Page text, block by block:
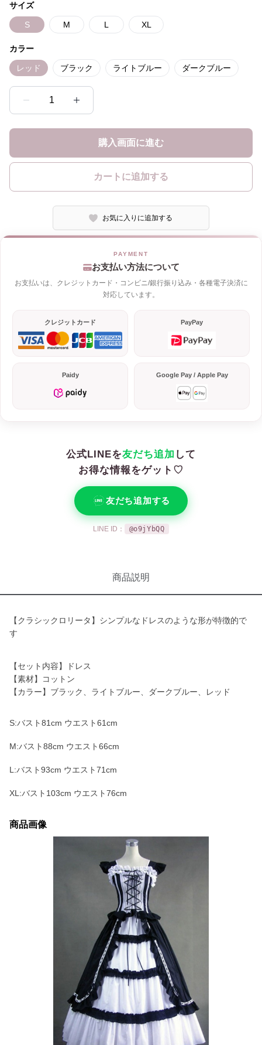
サイズ
S M L XL
カラー
レッド ブラック ライトブルー ダークブルー
1
購入画面に進む
カートに追加する
お気に入りに追加する
お支払い方法について
お支払いは、クレジットカード・コンビニ/銀行振り込み・各種電子決済に
対応しています。
クレジットカード PayPay
Paidy Google Pay / Apple Pay
公式LINEを友だち追加 して
お得な情報をゲット♡
友だち追加する
LINE ID： @o9jYbQQ
商品説明
【クラシックロリータ】シンプルなドレスのような形が特徴的で
す
【セット内容】ドレス
【素材】コットン
【カラー】ブラック、ライトブルー、ダークブルー、レッド
S:バスト81cm ウエスト61cm
M:バスト88cm ウエスト66cm
L:バスト93cm ウエスト71cm
XL:バスト103cm ウエスト76cm
商品画像